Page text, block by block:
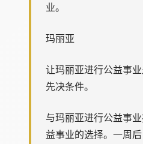
业。
玛丽亚
让玛丽亚进行公益事
先决条件。
与玛丽亚进行公益事
益事业的选择。一周